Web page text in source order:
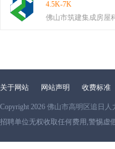
4.5K-7K
佛山市筑建集成房屋
关于网站 网站声明 收费标准
Copyright 2026 佛山市高明区追日人
招聘单位无权收取任何费用,警惕虚